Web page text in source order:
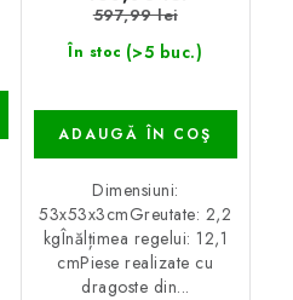
În stoc (>5 buc.)
597,99 lei
ADAUGĂ ÎN COŞ
Dimensiuni:
53x53x3cmGreutate: 2,2
kgÎnălțimea regelui: 12,1
cmPiese realizate cu
dragoste din...